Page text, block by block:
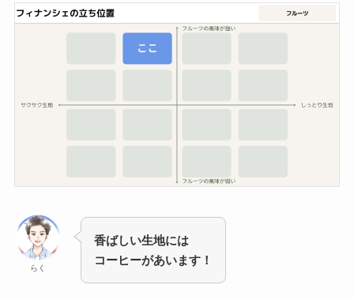
らく
香ばしい生地には
コーヒーがあいます！